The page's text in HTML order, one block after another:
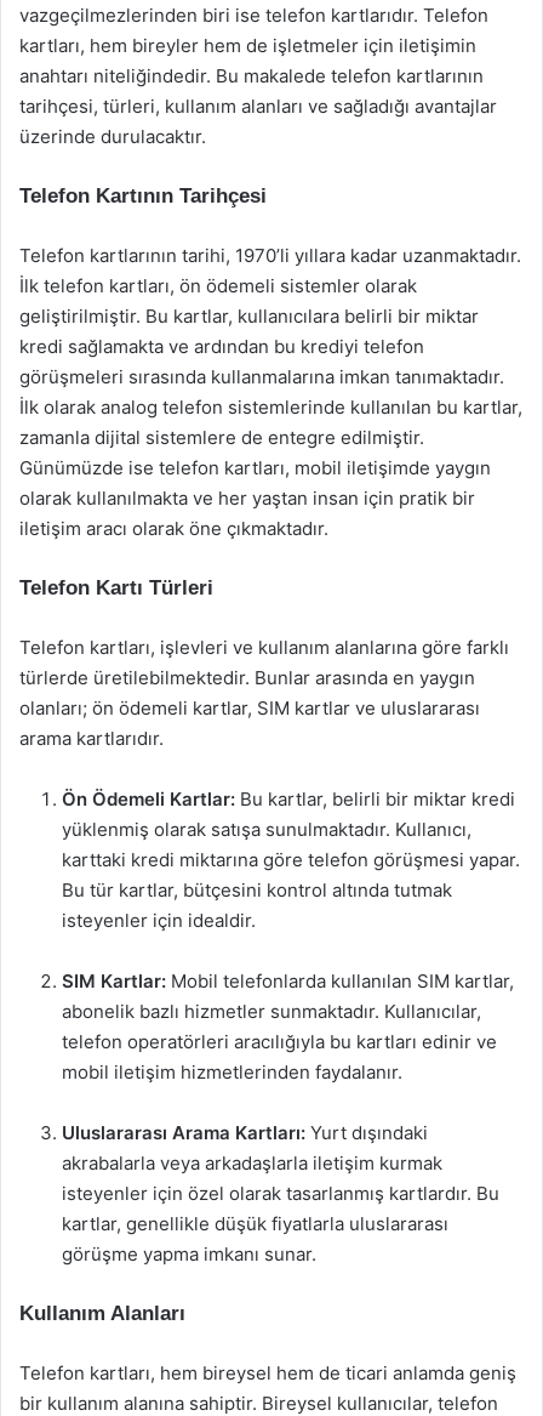
vazgeçilmezlerinden biri ise telefon kartlarıdır. Telefon
kartları, hem bireyler hem de işletmeler için iletişimin
anahtarı niteliğindedir. Bu makalede telefon kartlarının
tarihçesi, türleri, kullanım alanları ve sağladığı avantajlar
üzerinde durulacaktır.
Telefon Kartının Tarihçesi
Telefon kartlarının tarihi, 1970’li yıllara kadar uzanmaktadır.
İlk telefon kartları, ön ödemeli sistemler olarak
geliştirilmiştir. Bu kartlar, kullanıcılara belirli bir miktar
kredi sağlamakta ve ardından bu krediyi telefon
görüşmeleri sırasında kullanmalarına imkan tanımaktadır.
İlk olarak analog telefon sistemlerinde kullanılan bu kartlar,
zamanla dijital sistemlere de entegre edilmiştir.
Günümüzde ise telefon kartları, mobil iletişimde yaygın
olarak kullanılmakta ve her yaştan insan için pratik bir
iletişim aracı olarak öne çıkmaktadır.
Telefon Kartı Türleri
Telefon kartları, işlevleri ve kullanım alanlarına göre farklı
türlerde üretilebilmektedir. Bunlar arasında en yaygın
olanları; ön ödemeli kartlar, SIM kartlar ve uluslararası
arama kartlarıdır.
Ön Ödemeli Kartlar: Bu kartlar, belirli bir miktar kredi
yüklenmiş olarak satışa sunulmaktadır. Kullanıcı,
karttaki kredi miktarına göre telefon görüşmesi yapar.
Bu tür kartlar, bütçesini kontrol altında tutmak
isteyenler için idealdir.
SIM Kartlar: Mobil telefonlarda kullanılan SIM kartlar,
abonelik bazlı hizmetler sunmaktadır. Kullanıcılar,
telefon operatörleri aracılığıyla bu kartları edinir ve
mobil iletişim hizmetlerinden faydalanır.
Uluslararası Arama Kartları: Yurt dışındaki
akrabalarla veya arkadaşlarla iletişim kurmak
isteyenler için özel olarak tasarlanmış kartlardır. Bu
kartlar, genellikle düşük fiyatlarla uluslararası
görüşme yapma imkanı sunar.
Kullanım Alanları
Telefon kartları, hem bireysel hem de ticari anlamda geniş
bir kullanım alanına sahiptir. Bireysel kullanıcılar, telefon